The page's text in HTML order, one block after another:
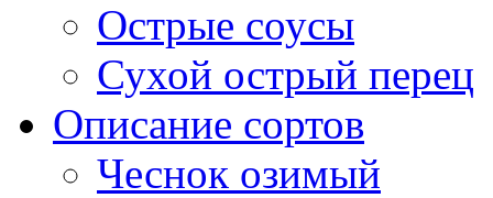
Острые соусы
Сухой острый перец
Описание сортов
Чеснок озимый